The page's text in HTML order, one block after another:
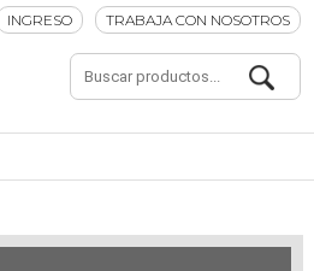
INGRESO TRABAJA CON NOSOTROS